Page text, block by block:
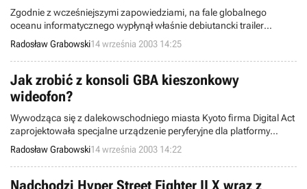
Zgodnie z wcześniejszymi zapowiedziami, na fale globalnego
oceanu informatycznego wypłynął właśnie debiutancki trailer
sequela gry Max Payne, noszącego podtytuł The Fall of Max Payne i
mającego trafić na platformę PC dokładnie w połowie października
bieżącego roku.
Radosław Grabowski14 września 2003 14:25
Jak zrobić z konsoli GBA kieszonkowy
wideofon?
Wywodząca się z dalekowschodniego miasta Kyoto firma Digital Act
zaprojektowała specjalne urządzenie peryferyjne dla platformy
GameBoy Advance, umożliwiające przeistoczenie przenośnej
konsoli marki Nintendo w wideofon.
Radosław Grabowski14 września 2003 14:22
Nadchodzi Hyper Street Fighter II X wraz z